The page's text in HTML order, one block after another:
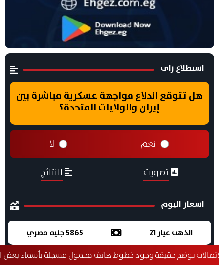
وجود خطوط هاتف محمول مسجلة بأسماء بعض المواطنين دون
استطلاع راى
هل تتوقع اندلاع مواجهة عسكرية مباشرة بين
إيران والولايات المتحدة؟
نعم لا
تصويت النتائج
اسعار اليوم
الذهب عيار 21 5865 جنيه مصري